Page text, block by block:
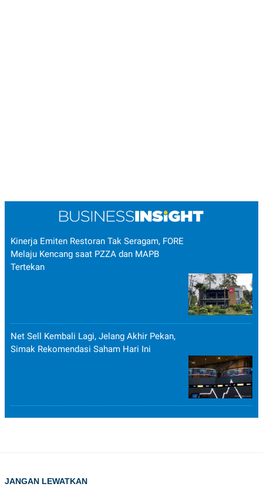
Kinerja Emiten Restoran Tak Seragam, FORE
Melaju Kencang saat PZZA dan MAPB
Tertekan
Net Sell Kembali Lagi, Jelang Akhir Pekan,
Simak Rekomendasi Saham Hari Ini
JANGAN LEWATKAN